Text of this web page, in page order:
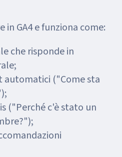
in GA4 e funziona come:
che risponde in
automatici ("Come sta
("Perché c'è stato un